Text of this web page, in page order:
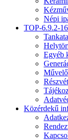
Népi
TOP-6.9.2-
Egyéb
Közérdekű